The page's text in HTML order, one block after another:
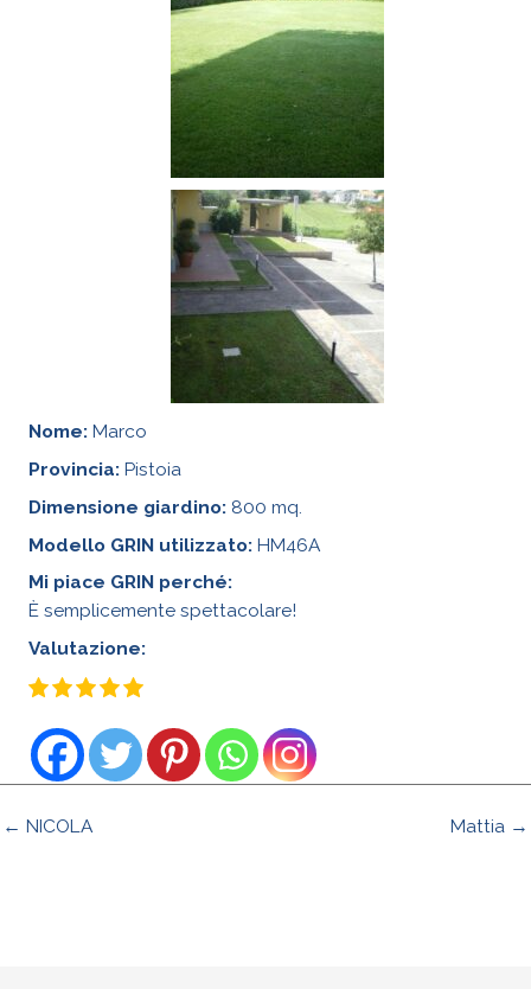
Nome: Marco
Provincia: Pistoia
Dimensione giardino: 800 mq.
Modello GRIN utilizzato: HM46A
Mi piace GRIN perché:
È semplicemente spettacolare!
Valutazione:
← NICOLA Mattia →